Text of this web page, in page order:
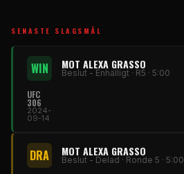
SENASTE SLAGSMÅL
WIN MOT ALEXA GRASSO
Beslut - Enhälligt · R5 · 5:00
UFC
306
2024-
09-14
DRA MOT ALEXA GRASSO
Beslut - Delad · Ronde 5 · 5:00